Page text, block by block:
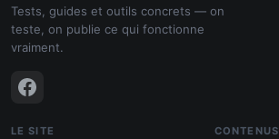
Tests, guides et outils concrets — on
teste, on publie ce qui fonctionne
vraiment.
LE SITE CONTENUS